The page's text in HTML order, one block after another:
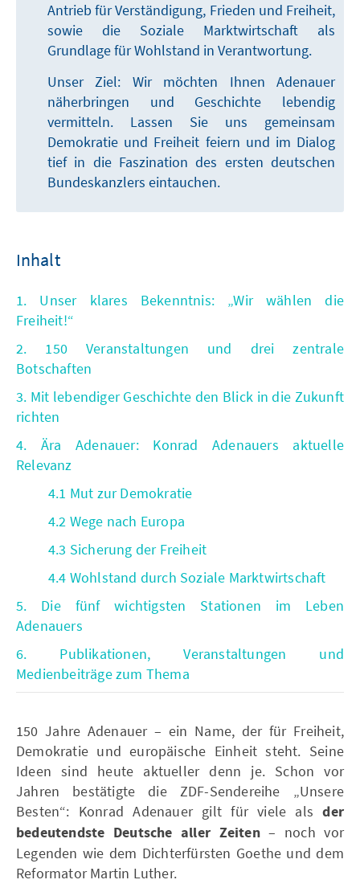
Antrieb für Verständigung, Frieden und Freiheit,
sowie die Soziale Marktwirtschaft als
Grundlage für Wohlstand in Verantwortung.
Unser Ziel: Wir möchten Ihnen Adenauer
näherbringen und Geschichte lebendig
vermitteln. Lassen Sie uns gemeinsam
Demokratie und Freiheit feiern und im Dialog
tief in die Faszination des ersten deutschen
Bundeskanzlers eintauchen.
Inhalt
1. Unser klares Bekenntnis: „Wir wählen die
Freiheit!“
2. 150 Veranstaltungen und drei zentrale
Botschaften
3. Mit lebendiger Geschichte den Blick in die Zukunft
richten
4. Ära Adenauer: Konrad Adenauers aktuelle
Relevanz
4.1 Mut zur Demokratie
4.2 Wege nach Europa
4.3 Sicherung der Freiheit
4.4 Wohlstand durch Soziale Marktwirtschaft
5. Die fünf wichtigsten Stationen im Leben
Adenauers
6. Publikationen, Veranstaltungen und
Medienbeiträge zum Thema
150 Jahre Adenauer – ein Name, der für Freiheit,
Demokratie und europäische Einheit steht. Seine
Ideen sind heute aktueller denn je. Schon vor
Jahren bestätigte die ZDF-Sendereihe „Unsere
Besten“: Konrad Adenauer gilt für viele alsder
bedeutendste Deutsche aller Zeiten– noch vor
Legenden wie dem Dichterfürsten Goethe und dem
Reformator Martin Luther.